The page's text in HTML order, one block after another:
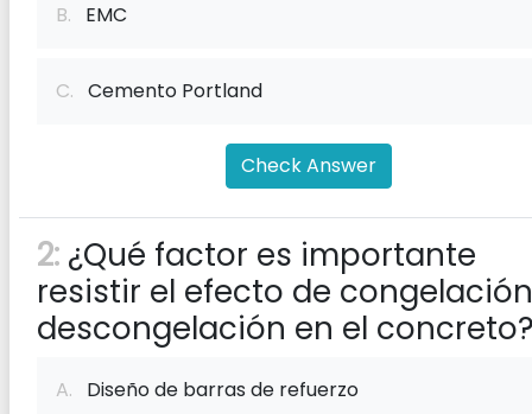
B. EMC
C. Cemento Portland
Check Answer
2: ¿Qué factor es importante
resistir el efecto de
descongelación en el
A. Diseño de barras de refuerzo